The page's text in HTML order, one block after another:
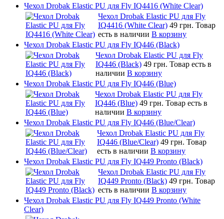
Чехол Drobak Elastic PU для Fly IQ4416 (White Clear)
Чехол Drobak Elastic PU для Fly
IQ4416 (White Clear) 49 грн. Товар
есть в наличии В корзину
Чехол Drobak Elastic PU для Fly IQ446 (Black)
Чехол Drobak Elastic PU для Fly
IQ446 (Black) 49 грн. Товар есть в
наличии В корзину
Чехол Drobak Elastic PU для Fly IQ446 (Blue)
Чехол Drobak Elastic PU для Fly
IQ446 (Blue) 49 грн. Товар есть в
наличии В корзину
Чехол Drobak Elastic PU для Fly IQ446 (Blue/Сlear)
Чехол Drobak Elastic PU для Fly
IQ446 (Blue/Сlear) 49 грн. Товар
есть в наличии В корзину
Чехол Drobak Elastic PU для Fly IQ449 Pronto (Black)
Чехол Drobak Elastic PU для Fly
IQ449 Pronto (Black) 49 грн. Товар
есть в наличии В корзину
Чехол Drobak Elastic PU для Fly IQ449 Pronto (White
Clear)